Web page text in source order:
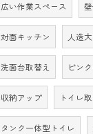
広い作業スペース
対面キッチン 人造
洗面台取替え ピン
収納アップ トイレ
タンク一体型トイレ